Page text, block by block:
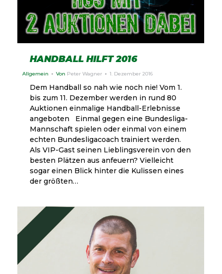
HANDBALL HILFT 2016
Allgemein Von Peter Wagner 1. Dezember 2016
Dem Handball so nah wie noch nie! Vom 1.
bis zum 11. Dezember werden in rund 80
Auktionen einmalige Handball-Erlebnisse
angeboten Einmal gegen eine Bundesliga-
Mannschaft spielen oder einmal von einem
echten Bundesligacoach trainiert werden.
Als VIP-Gast seinen Lieblingsverein von den
besten Plätzen aus anfeuern? Vielleicht
sogar einen Blick hinter die Kulissen eines
der größten…